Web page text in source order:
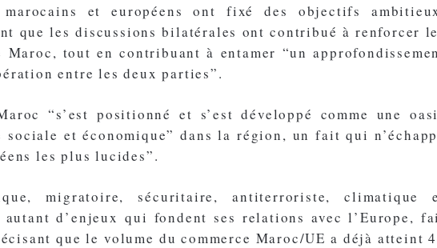
marocains et européens ont fixé des objectifs
que les discussions bilatérales ont contribué à renforcer
tout en contribuant à entamer “un
entre les deux parties”.
“s’est positionné et s’est développé comme une
et économique” dans la région, un fait qui
les plus lucides”.
migratoire, sécuritaire, antiterroriste, climatique
d’enjeux qui fondent ses relations avec l’Europe,
que le volume du commerce Maroc/UE a déjà atteint